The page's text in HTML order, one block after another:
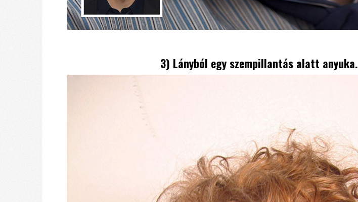
3) Lányból egy szempillantás alatt anyuka.